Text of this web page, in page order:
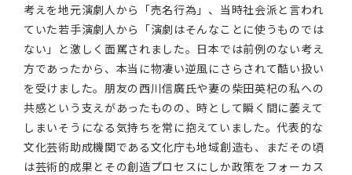
考えを地元演劇人から「売名行為」、当時社会派と言われ
ていた若手演劇人から「演劇はそんなことに使うものでは
ない」と激しく面罵されました。日本では前例のない考え
方であったから、本当に物凄い逆風にさらされて酷い扱い
を受けました。朋友の西川信廣氏や妻の柴田英杞の私への
共感という支えがあったものの、時として瞬く間に萎えて
しまいそうになる気持ちを常に抱えていました。代表的な
文化芸術助成機関である文化庁も地域創造も、まだその頃
は芸術的成果とその創造プロセスにしか政策をフォーカス